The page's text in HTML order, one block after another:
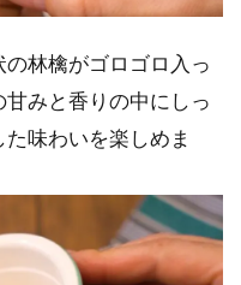
林檎がゴロゴロ入っ
みと香りの中にしっ
味わいを楽しめま